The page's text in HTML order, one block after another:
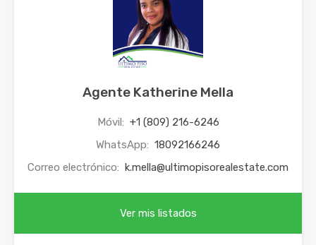
Agente Katherine Mella
Móvil: +1 (809) 216-6246
WhatsApp: 18092166246
Correo electrónico: k.mella@ultimopisorealestate.com
Ver mis listados